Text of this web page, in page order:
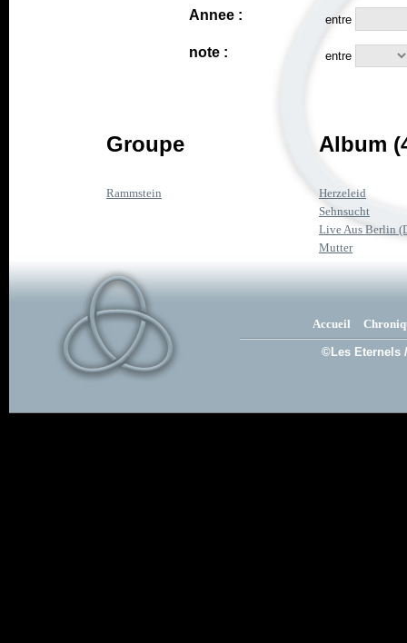
Annee : entre
note : entre
Groupe Album
Rammstein
Herzeleid
Sehnsucht
Live Aus Berlin
Mutter
Accueil
©Les Eternels